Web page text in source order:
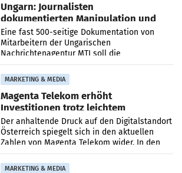
Ungarn: Journalisten
dokumentierten Manipulation und
Zensur
Eine fast 500-seitige Dokumentation von
Mitarbeitern der Ungarischen
Nachrichtenagentur MTI soll die
systematische Nachrichten-Manipulation und
Zensur bei der Agentur während der Zeit
MARKETING & MEDIA
Magenta Telekom erhöht
Investitionen trotz leichtem
Umsatzrückgang
Der anhaltende Druck auf den Digitalstandort
Österreich spiegelt sich in den aktuellen
Zahlen von Magenta Telekom wider. In den
ersten sechs Monaten des laufenden Jahres
verzeichnete
MARKETING & MEDIA